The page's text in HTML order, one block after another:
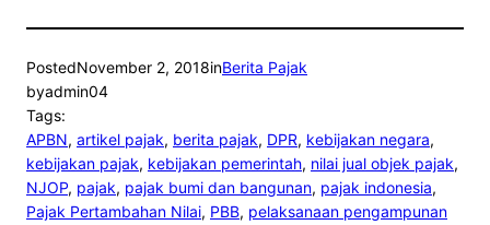
PostedNovember 2, 2018inBerita Pajak
byadmin04
Tags:
APBN, artikel pajak, berita pajak, DPR, kebijakan negara
kebijakan pajak, kebijakan pemerintah, nilai jual objek pajak
NJOP, pajak, pajak bumi dan bangunan, pajak indonesia
Pajak Pertambahan Nilai, PBB, pelaksanaan pengampunan